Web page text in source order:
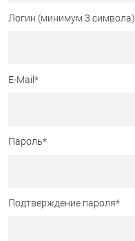
Логин (минимум 3 символа)
E-Mail *
Пароль*
Подтверждение пароля*